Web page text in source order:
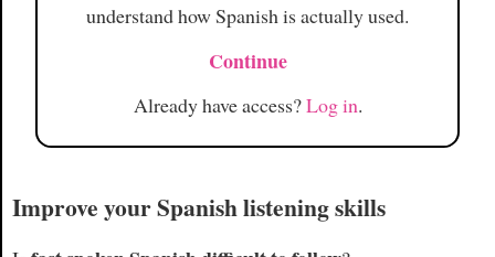
understand how Spanish is actually used.
Continue
Already have access?Log in.
Improve your Spanish listening skills